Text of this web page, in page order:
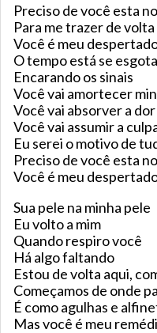
Preciso de você esta
Para me trazer de volta
Você é meu
O tempo está se
Encarando os sinais
Você vai amortecer
Você vai absorver a dor
Você vai assumir a
Eu serei o motivo de
Preciso de você esta
Você é meu
Sua pele na minha pele
Eu volto a mim
Quando respiro você
Há algo faltando
Estou de volta aqui,
Começamos de onde
É como agulhas e
Mas você é meu